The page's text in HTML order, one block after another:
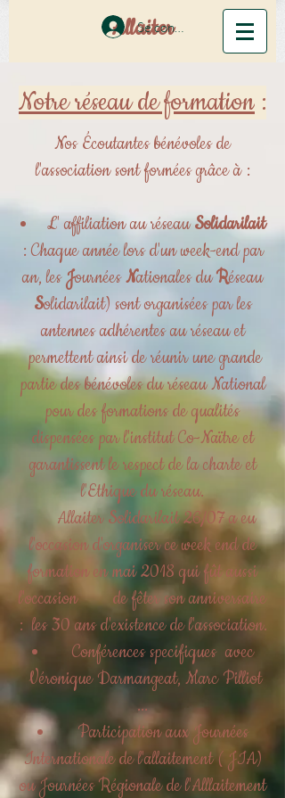
Allaiter
Se connecter
Notre réseau de formation :
Nos Écoutantes bénévoles de
l'association sont formées grâce à :
L' affiliation au réseauSolidarilait
: Chaque année lors d'un week-end par
an, lesJournéesNationales duRéseau
Solidarilait) sont organisées par les
antennes adhérentes au réseau et
permettent ainsi de réunir une grande
partie des bénévoles du réseau National
pour des formations de qualités
dispensées par l'institut Co-Naïtre et
garantissent le respect de la charte et
l'Ethique du réseau.
Allaiter Solidarilait 26/07 a eu
l'occasion d'organiser ce week end de
formation en mai 2018 qui fût aussi
l'occasion de fêter son anniversaire
: les 30 ans d'existence de l'association.
Conférences specifiques avec
Véronique Darmangeat, Marc Pilliot
...
Participation aux Journées
Internationale de l'allaitement ( JIA)
ou Journées Régionale de l'Alllaitement